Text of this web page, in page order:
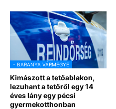
- BARANYA VÁRMEGYE
Kimászott a tetőablakon,
lezuhant a tetőről egy 14
éves lány egy pécsi
gyermekotthonban